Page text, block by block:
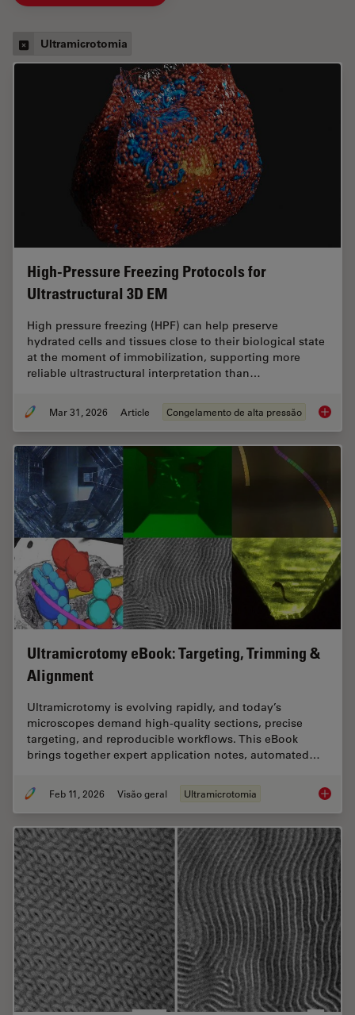
Ultramicrotomia
High-Pressure Freezing Protocols for
Ultrastructural 3D EM
High pressure freezing (HPF) can help preserve
hydrated cells and tissues close to their biological state
at the moment of immobilization, supporting more
reliable ultrastructural interpretation than…
Mar 31, 2026 Article Congelamento de alta pressão High-
Ultramicrotomy eBook: Targeting, Trimming &
Alignment
Ultramicrotomy is evolving rapidly, and today’s
microscopes demand high‑quality sections, precise
targeting, and reproducible workflows. This eBook
brings together expert application notes, automated…
Feb 11, 2026 Visão geral Ultramicrotomia